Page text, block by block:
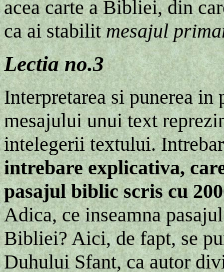
acea carte a Bibliei, din
ca ai stabilitmesajul
Lectia no.3
Interpretarea si punerea in
mesajului unui text
intelegerii textului.
intrebare explicativa,
pasajul biblic scris cu
Adica, ce inseamna
Bibliei? Aici, de fapt, se
Duhului Sfant, ca autor